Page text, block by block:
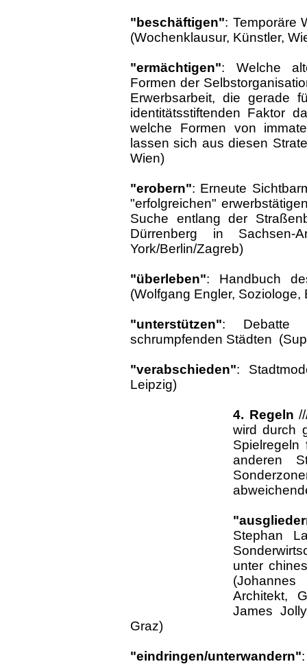
"beschäftigen": Temporäre
(Wochenklausur, Künstler,
"ermächtigen": Welche
Formen der
Erwerbsarbeit, die gerade
identitätsstiftenden Faktor
welche Formen von
lassen sich aus diesen
Wien)
"erobern": Erneute
"erfolgreichen"
Suche entlang der
Dürrenberg in Sachsen-
York/Berlin/Zagreb)
"überleben": Handbuch
(Wolfgang Engler, Soziologe,
"unterstützen": Debatte
schrumpfenden Städten
"verabschieden":
Leipzig)
4. Regeln
wird durch
anderen
Stephan
unter
(Johannes
Architekt,
James
Graz)
"eindringen/unterwandern"